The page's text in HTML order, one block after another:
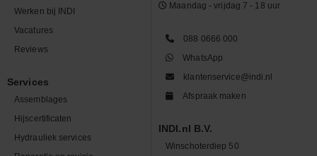
Werken bij INDI
Vacatures
Reviews
Services
Assemblages
Hijscertificaten
Hydrauliek services
Maandag - vrijdag 7 - 18 uur
088 0666 000
WhatsApp
klantenservice@indi.nl
Afspraak maken
INDI.nl B.V.
Winschoterdiep 50